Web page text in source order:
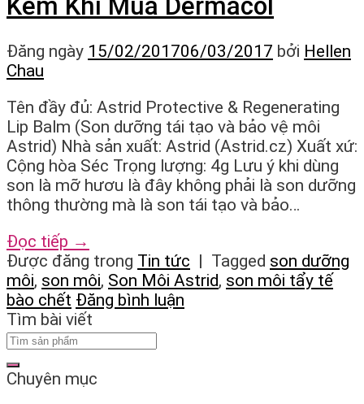
Đăng ngày 15/02/201706/03/2017 bởi Hellen
Chau
Tên đầy đủ: Astrid Protective & Regenerating
Lip Balm (Son dưỡng tái tạo và bảo vệ môi
Astrid) Nhà sản xuất: Astrid (Astrid.cz) Xuất xứ:
Cộng hòa Séc Trọng lượng: 4g Lưu ý khi dùng
son là mỡ hươu là đây không phải là son dưỡng
thông thường mà là son tái tạo và bảo…
Đọc tiếp →
Được đăng trong Tin tức | Tagged son dưỡng
môi, son môi, Son Môi Astrid, son môi tẩy tế
bào chết Đăng bình luận
Tìm bài viết
Chuyên mục